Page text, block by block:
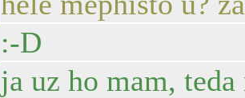
:-D
ja uz ho mam,